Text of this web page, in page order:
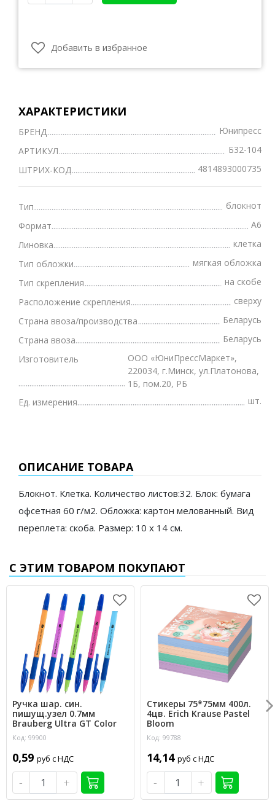
Добавить в избранное
ХАРАКТЕРИСТИКИ
БРЕНД
Юнипресс
АРТИКУЛ
Б32-104
ШТРИХ-КОД
4814893000735
Тип
блокнот
Формат
А6
Линовка
клетка
Тип обложки
мягкая обложка
Тип скрепления
на скобе
Расположение скрепления
сверху
Страна ввоза/производства
Беларусь
Страна ввоза
Беларусь
Изготовитель
ООО «ЮниПрессМаркет»,
220034, г.Минск, ул.Платонова,
1Б, пом.20, РБ
Ед. измерения
шт.
ОПИСАНИЕ ТОВАРА
Блокнот. Клетка. Количество листов:32. Блок: бумага
офсетная 60 г/м2. Обложка: картон мелованный. Вид
переплета: скоба. Размер: 10 х 14 см.
С ЭТИМ ТОВАРОМ ПОКУПАЮТ
Ручка шар. син.
пишущ.узел 0.7мм
Brauberg Ultra GT Color
Код: 99900
0,59 руб с НДС
- +
Стикеры 75*75мм 400л.
4цв. Erich Krause Pastel
Bloom
Код: 99788
14,14 руб с НДС
- +